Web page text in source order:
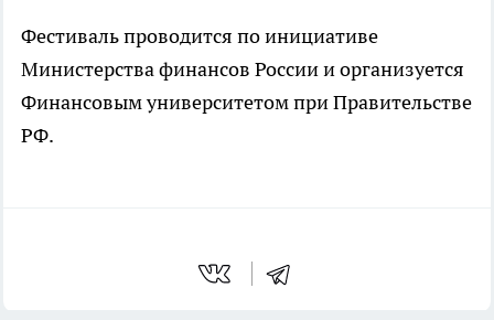
Фестиваль проводится по инициативе
Министерства финансов России и организуется
Финансовым университетом при Правительстве
РФ.